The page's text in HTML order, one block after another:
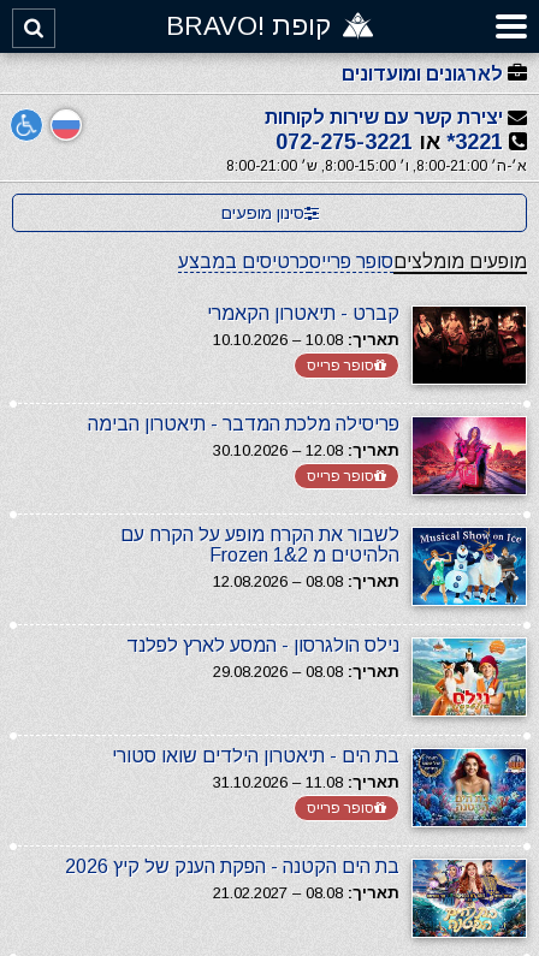
קופת !BRAVO
לארגונים ומועדונים
יצירת קשר עם שירות לקוחות
3221* או 072-275-3221
א׳-ה׳ 8:00-21:00, ו׳ 8:00-15:00, ש׳ 8:00-21:00
סינון מופעים
מופעים מומלציםסופר פרייסכרטיסים במבצע
קברט - תיאטרון הקאמרי
תאריך:
סופר פרייס
פריסילה מלכת המדבר - תיאטרון הבימה
תאריך:
סופר פרייס
לשבור את הקרח מופע על הקרח עם
הלהיטים מ Frozen 1&2
תאריך:
נילס הולגרסון - המסע לארץ לפלנד
תאריך:
בת הים - תיאטרון הילדים שואו סטורי
תאריך:
סופר פרייס
בת הים הקטנה - הפקת הענק של קיץ 2026
תאריך: